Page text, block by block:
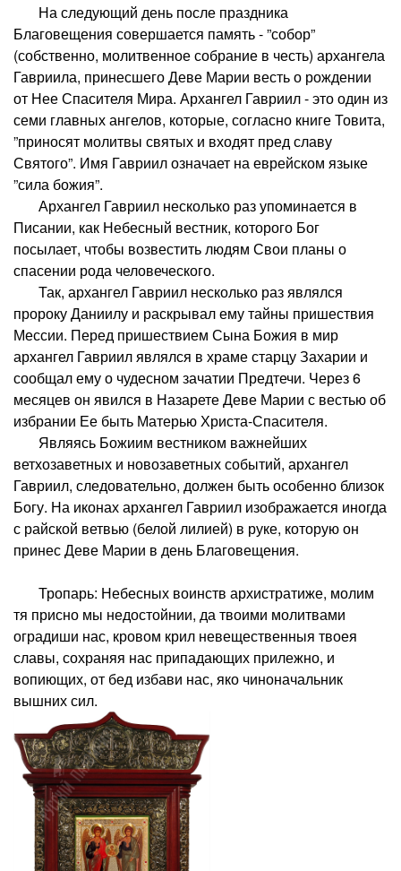
На следующий день после праздника
Благовещения совершается память - ”собор”
(собственно, молитвенное собрание в честь) архангела
Гавриила, принесшего Деве Марии весть о рождении
от Нее Спасителя Мира. Архангел Гавриил - это один из
семи главных ангелов, которые, согласно книге Товита,
”приносят молитвы святых и входят пред славу
Святого”. Имя Гавриил означает на еврейском языке
”сила божия”.
Архангел Гавриил несколько раз упоминается в
Писании, как Небесный вестник, которого Бог
посылает, чтобы возвестить людям Свои планы о
спасении рода человеческого.
Так, архангел Гавриил несколько раз являлся
пророку Даниилу и раскрывал ему тайны пришествия
Мессии. Перед пришествием Сына Божия в мир
архангел Гавриил являлся в храме старцу Захарии и
сообщал ему о чудесном зачатии Предтечи. Через 6
месяцев он явился в Назарете Деве Марии с вестью об
избрании Ее быть Матерью Христа-Спасителя.
Являясь Божиим вестником важнейших
ветхозаветных и новозаветных событий, архангел
Гавриил, следовательно, должен быть особенно близок
Богу. На иконах архангел Гавриил изображается иногда
с райской ветвью (белой лилией) в руке, которую он
принес Деве Марии в день Благовещения.
Тропарь: Небесных воинств архистратиже, молим
тя присно мы недостойнии, да твоими молитвами
оградиши нас, кровом крил невещественныя твоея
славы, сохраняя нас припадающих прилежно, и
вопиющих, от бед избави нас, яко чиноначальник
вышних сил.